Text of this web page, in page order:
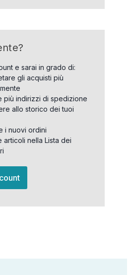
e sarai in grado di:
gli acquisti più
più indirizzi di spedizione
allo storico dei tuoi
i nuovi ordini
articoli nella Lista dei